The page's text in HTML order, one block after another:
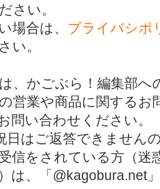
さい。
場合は、 プライバシポ
い。
、かごぶら！編集部へ
営業や商品に関する
問い合わせください。
日はご返答できません
信をされている方（迷
は、「@kagobura.net